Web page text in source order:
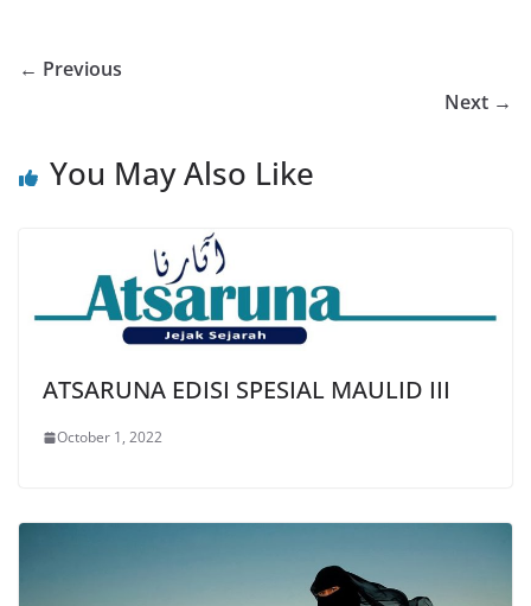
← Previous
Next →
You May Also Like
ATSARUNA EDISI SPESIAL MAULID III
October 1, 2022